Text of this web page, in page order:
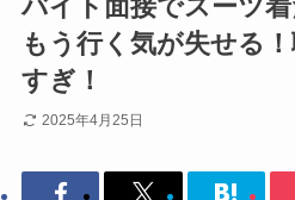
バイト面接でスーツ着
もう行く気が失せる
すぎ！
2025年4月25日